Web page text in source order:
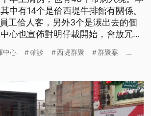
中有14个是佮西堤牛排館有關係。
工佮人客，另外3个是湠出去的個
心也宣佈對明仔載開始，會放冗到
的人，會代先送去加強版的防疫旅
中心 確診 西堤群聚 群聚案 ...